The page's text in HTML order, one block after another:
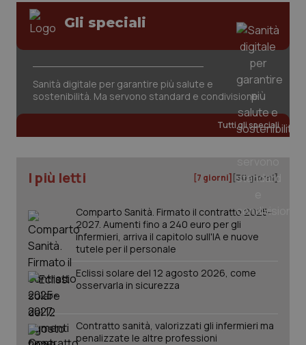
Gli speciali
Sanità digitale per garantire più salute e
sostenibilità. Ma servono standard e condivisione
Tutti gli speciali
I più letti [7 giorni] [30 giorni]
Comparto Sanità. Firmato il contratto 2025-
2027. Aumenti fino a 240 euro per gli
infermieri, arriva il capitolo sull'IA e nuove
tutele per il personale
Eclissi solare del 12 agosto 2026, come
osservarla in sicurezza
Contratto sanità, valorizzati gli infermieri ma
penalizzate le altre professioni
PHPSESSID